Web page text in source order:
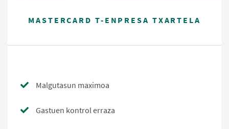
MASTERCARD T-ENPRESA TXARTELA
Malgutasun maximoa
Gastuen kontrol erraza